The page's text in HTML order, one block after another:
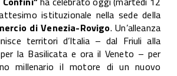
istituzionale nella sede della
di Venezia-Rovigo. Un’alleanza
territori d’Italia – dal Friuli alla
la Basilicata e ora il Veneto – per
millenario il motore di un nuovo